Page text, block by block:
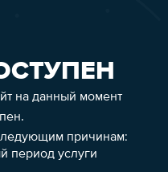
на данный момент
причинам:
период услуги